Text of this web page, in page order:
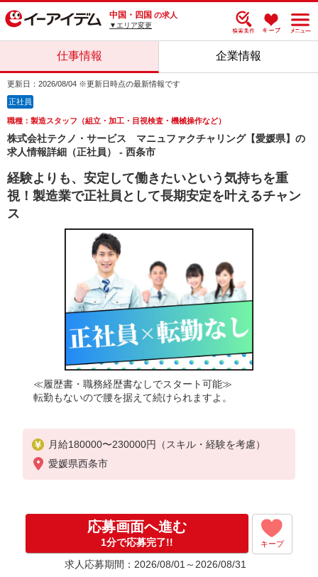
中国・四国 の求人
▼エリア変更
仕事情報 企業情報
更新日：2026/08/04 ※更新日時点の最新情報です
正社員
職種：製造スタッフ（組立・加工・目視検査・機械操作など）
株式会社テクノ・サービス マニュファクチャリング【愛媛県】の
求人情報詳細（正社員） - 西条市
経験よりも、安定して働きたいという気持ちを重
視！製造業で正社員として長期安定を叶えるチャン
ス
≪履歴書・職務経歴書なしでスタート可能≫
転勤もないので腰を据えて続けられますよ。
月給180000〜230000円（スキル・経験を考慮）
愛媛県西条市
応募画面へ進む
1分で応募完了!! キープ
求人応募期間：2026/08/01～2026/08/31